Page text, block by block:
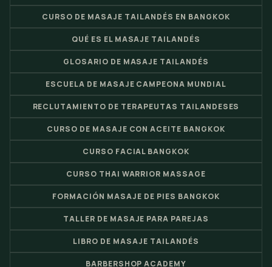
CURSO DE MASAJE TAILANDÉS EN BANGKOK
QUÉ ES EL MASAJE TAILANDÉS
GLOSARIO DE MASAJE TAILANDÉS
ESCUELA DE MASAJE CAMPEONA MUNDIAL
RECLUTAMIENTO DE TERAPEUTAS TAILANDESES
CURSO DE MASAJE CON ACEITE BANGKOK
CURSO FACIAL BANGKOK
CURSO THAI WARRIOR MASSAGE
FORMACIÓN MASAJE DE PIES BANGKOK
TALLER DE MASAJE PARA PAREJAS
LIBRO DE MASAJE TAILANDÉS
BARBERSHOP ACADEMY